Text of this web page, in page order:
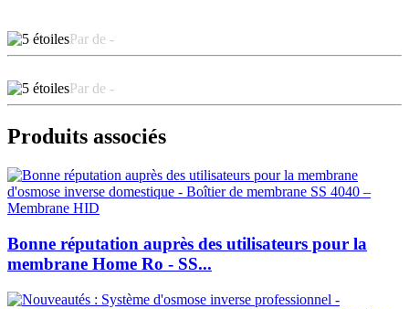
Par de -
Par de -
Produits associés
Bonne réputation auprès des utilisateurs pour la
membrane Home Ro - SS...